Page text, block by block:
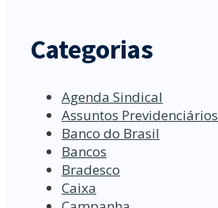
Categorias
Agenda Sindical
Assuntos Previdenciários
Banco do Brasil
Bancos
Bradesco
Caixa